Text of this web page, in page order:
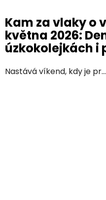
Kam za vlaky o
května 2026:
úzkokolejkách
Nastává víkend, kdy je pr...